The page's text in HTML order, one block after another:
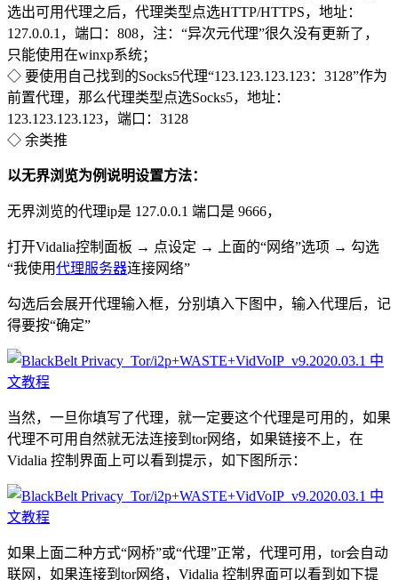
选出可用代理之后，代理类型点选HTTP/HTTPS，地址：
127.0.0.1，端口：808，注：“异次元代理”很久没有更新了，
只能使用在winxp系统；
◇ 要使用自己找到的Socks5代理“123.123.123.123：3128”作为
前置代理，那么代理类型点选Socks5，地址：
123.123.123.123，端口：3128
◇ 余类推
以无界浏览为例说明设置方法：
无界浏览的代理ip是 127.0.0.1 端口是 9666，
打开Vidalia控制面板 → 点设定 → 上面的“网络”选项 → 勾选
“我使用代理服务器连接网络”
勾选后会展开代理输入框，分别填入下图中，输入代理后，记
得要按“确定”
当然，一旦你填写了代理，就一定要这个代理是可用的，如果
代理不可用自然就无法连接到tor网络，如果链接不上，在
Vidalia 控制界面上可以看到提示，如下图所示：
如果上面二种方式“网桥”或“代理”正常，代理可用，tor会自动
联网，如果连接到tor网络，Vidalia 控制界面可以看到如下提